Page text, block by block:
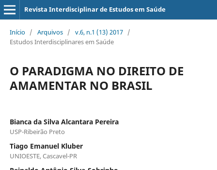
Revista Interdisciplinar de Estudos em Saúde
Início / Arquivos / v.6, n.1 (13) 2017 /
Estudos Interdisciplinares em Saúde
O PARADIGMA NO DIREITO DE
AMAMENTAR NO BRASIL
Bianca da Silva Alcantara Pereira
USP-Ribeirão Preto
Tiago Emanuel Kluber
UNIOESTE, Cascavel-PR